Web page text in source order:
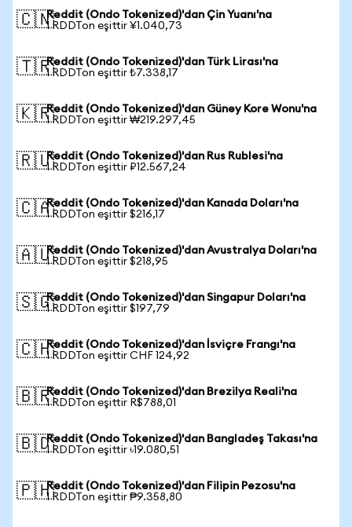
🇨🇳Reddit (Ondo Tokenized)'dan Çin Yuanı'na
1 RDDTon eşittir ¥1.040,73
🇹🇷Reddit (Ondo Tokenized)'dan Türk Lirası'na
1 RDDTon eşittir ₺7.338,17
🇰🇷Reddit (Ondo Tokenized)'dan Güney Kore Wonu'na
1 RDDTon eşittir ₩219.297,45
🇷🇺Reddit (Ondo Tokenized)'dan Rus Rublesi'na
1 RDDTon eşittir ₽12.567,24
🇨🇦Reddit (Ondo Tokenized)'dan Kanada Doları'na
1 RDDTon eşittir $216,17
🇦🇺Reddit (Ondo Tokenized)'dan Avustralya Doları'na
1 RDDTon eşittir $218,95
🇸🇬Reddit (Ondo Tokenized)'dan Singapur Doları'na
1 RDDTon eşittir $197,79
🇨🇭Reddit (Ondo Tokenized)'dan İsviçre Frangı'na
1 RDDTon eşittir CHF 124,92
🇧🇷Reddit (Ondo Tokenized)'dan Brezilya Reali'na
1 RDDTon eşittir R$788,01
🇧🇩Reddit (Ondo Tokenized)'dan Bangladeş Takası'na
1 RDDTon eşittir ৳19.080,51
🇵🇭Reddit (Ondo Tokenized)'dan Filipin Pezosu'na
1 RDDTon eşittir ₱9.358,80